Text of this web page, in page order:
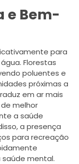
e Bem-
para
Florestas
poluentes e
próximas a
em ar mais
melhor
a saúde
a presença
para recreação
mental.